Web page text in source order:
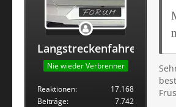
Langstreckenfahrer
Nie wieder Verbrenner
Reaktionen
17.168
Beiträge
7.742